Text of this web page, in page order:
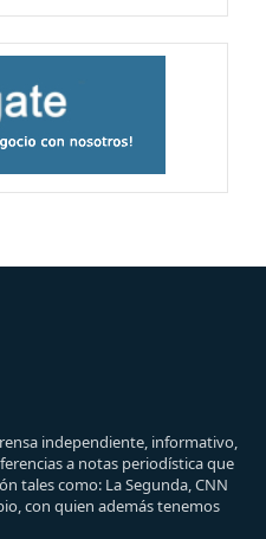
independiente, informativo,
a notas periodística que
tales como: La Segunda, CNN
con quien además tenemos